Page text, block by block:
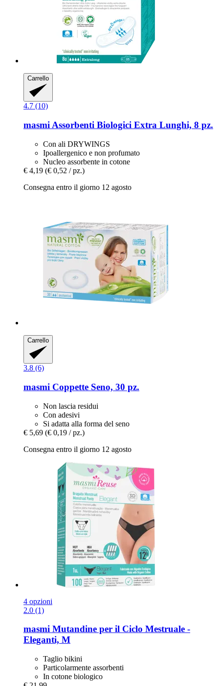
Carrello
4.7 (10)
masmi Assorbenti Biologici Extra Lunghi, 8 pz.
Con ali DRYWINGS
Ipoallergenico e non profumato
Nucleo assorbente in cotone
€ 4,19 (€ 0,52 / pz.)
Consegna entro il giorno 12 agosto
Carrello
3.8 (6)
masmi Coppette Seno, 30 pz.
Non lascia residui
Con adesivi
Si adatta alla forma del seno
€ 5,69 (€ 0,19 / pz.)
Consegna entro il giorno 12 agosto
4 opzioni
2.0 (1)
masmi Mutandine per il Ciclo Mestruale -​
Eleganti, M
Taglio bikini
Particolarmente assorbenti
In cotone biologico